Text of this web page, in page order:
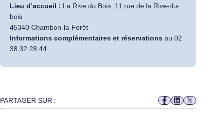
Lieu d’accueil : La Rive du Bois, 11 rue de la Rive-du-
bois
45340 Chambon-la-Forêt
Informations complémentaires et réservations au 02
38 32 28 44
PARTAGER SUR :